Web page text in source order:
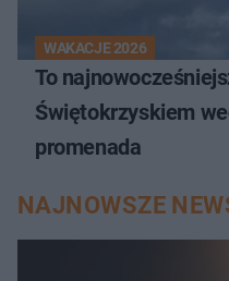
WAKACJE 2026
To
Świętokrzyskiem
promenada
NAJNOWSZE